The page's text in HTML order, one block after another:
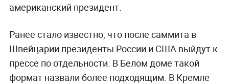
американский президент.
Ранее стало известно, что после саммита в
Швейцарии президенты России и США выйдут к
прессе по отдельности. В Белом доме такой
формат назвали более подходящим. В Кремле